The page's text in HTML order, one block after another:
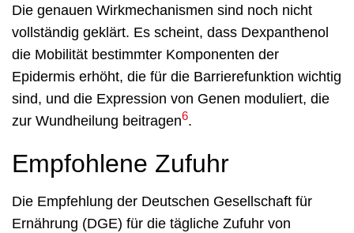
Die genauen Wirkmechanismen sind noch nicht
vollständig geklärt. Es scheint, dass Dexpanthenol
die Mobilität bestimmter Komponenten der
Epidermis erhöht, die für die Barrierefunktion wichtig
sind, und die Expression von Genen moduliert, die
zur Wundheilung beitragen6.
Empfohlene Zufuhr
Die Empfehlung der Deutschen Gesellschaft für
Ernährung (DGE) für die tägliche Zufuhr von